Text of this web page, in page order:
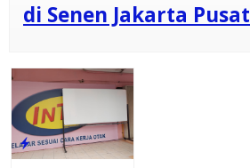
di Senen Jakarta Pusat